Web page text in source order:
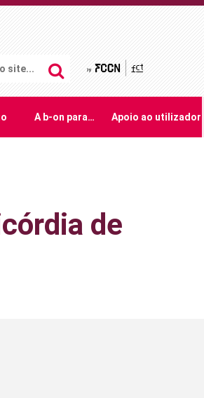
by FCCN
A b-on para… Apoio ao utilizador
de